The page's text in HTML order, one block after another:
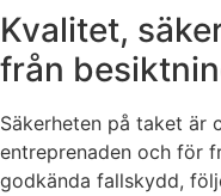
Kvalitet,
från
Säkerheten på taket är
entreprenaden och för
godkända fallskydd,